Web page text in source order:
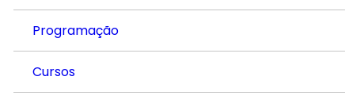
Programação
Cursos